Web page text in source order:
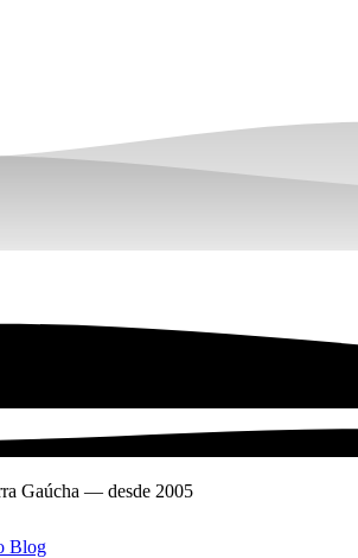
Gaúcha — desde 2005
Blog